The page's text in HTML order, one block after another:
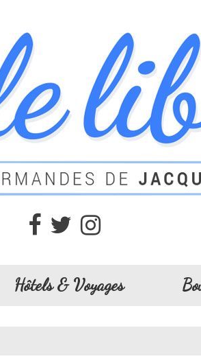
Hôtels & Voyages